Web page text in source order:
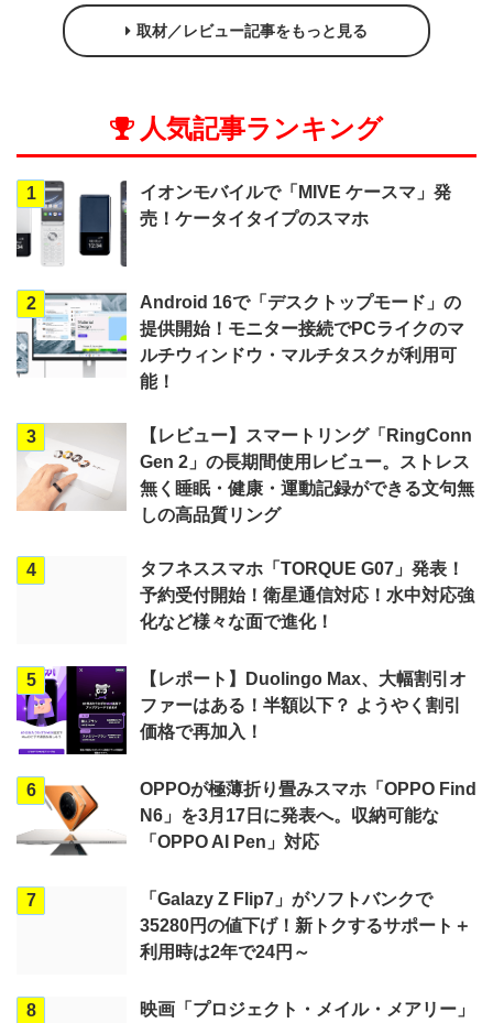
取材／レビュー記事をもっと見る
人気記事ランキング
1
イオンモバイルで「MIVE ケースマ」発
売！ケータイタイプのスマホ
2
Android 16で「デスクトップモード」の
提供開始！モニター接続でPCライクのマ
ルチウィンドウ・マルチタスクが利用可
能！
3
【レビュー】スマートリング「RingConn
Gen 2」の長期間使用レビュー。ストレス
無く睡眠・健康・運動記録ができる文句無
しの高品質リング
4
タフネススマホ「TORQUE G07」発表！
予約受付開始！衛星通信対応！水中対応強
化など様々な面で進化！
5
【レポート】Duolingo Max、大幅割引オ
ファーはある！半額以下？ ようやく割引
価格で再加入！
6
OPPOが極薄折り畳みスマホ「OPPO Find
N6」を3月17日に発表へ。収納可能な
「OPPO AI Pen」対応
7
「Galazy Z Flip7」がソフトバンクで
35280円の値下げ！新トクするサポート＋
利用時は2年で24円～
8
映画「プロジェクト・メイル・メアリー」